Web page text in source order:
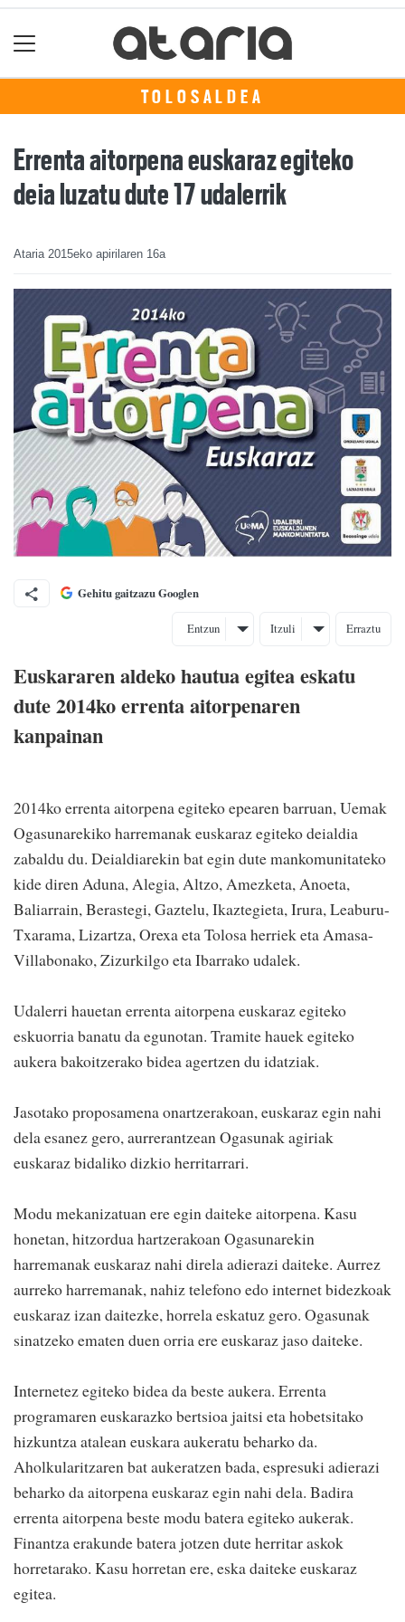
TOLOSALDEA
Errenta aitorpena euskaraz egiteko
deia luzatu dute 17 udalerrik
Ataria 2015eko apirilaren 16a
Gehitu gaitzazu Googlen
Entzun Itzuli Erraztu
Euskararen aldeko hautua egitea eskatu
dute 2014ko errenta aitorpenaren
kanpainan
2014ko errenta aitorpena egiteko epearen barruan, Uemak
Ogasunarekiko harremanak euskaraz egiteko deialdia
zabaldu du. Deialdiarekin bat egin dute mankomunitateko
kide diren Aduna, Alegia, Altzo, Amezketa, Anoeta,
Baliarrain, Berastegi, Gaztelu, Ikaztegieta, Irura, Leaburu-
Txarama, Lizartza, Orexa eta Tolosa herriek eta Amasa-
Villabonako, Zizurkilgo eta Ibarrako udalek.
Udalerri hauetan errenta aitorpena euskaraz egiteko
eskuorria banatu da egunotan. Tramite hauek egiteko
aukera bakoitzerako bidea agertzen du idatziak.
Jasotako proposamena onartzerakoan, euskaraz egin nahi
dela esanez gero, aurrerantzean Ogasunak agiriak
euskaraz bidaliko dizkio herritarrari.
Modu mekanizatuan ere egin daiteke aitorpena. Kasu
honetan, hitzordua hartzerakoan Ogasunarekin
harremanak euskaraz nahi direla adierazi daiteke. Aurrez
aurreko harremanak, nahiz telefono edo internet bidezkoak
euskaraz izan daitezke, horrela eskatuz gero. Ogasunak
sinatzeko ematen duen orria ere euskaraz jaso daiteke.
Internetez egiteko bidea da beste aukera. Errenta
programaren euskarazko bertsioa jaitsi eta hobetsitako
hizkuntza atalean euskara aukeratu beharko da.
Aholkularitzaren bat aukeratzen bada, espresuki adierazi
beharko da aitorpena euskaraz egin nahi dela. Badira
errenta aitorpena beste modu batera egiteko aukerak.
Finantza erakunde batera jotzen dute herritar askok
horretarako. Kasu horretan ere, eska daiteke euskaraz
egitea.